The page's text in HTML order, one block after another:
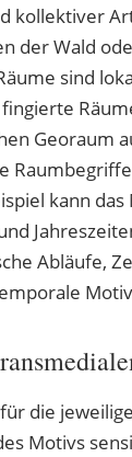
kollektiver
der Wald
sind
Georaum
kann
Abläufe,
die
Motivs